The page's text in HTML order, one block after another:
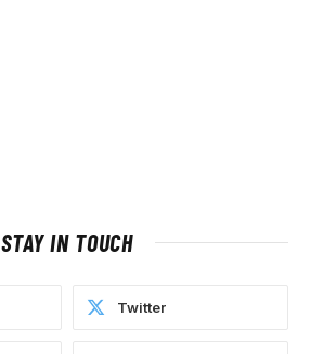
STAY IN TOUCH
Twitter